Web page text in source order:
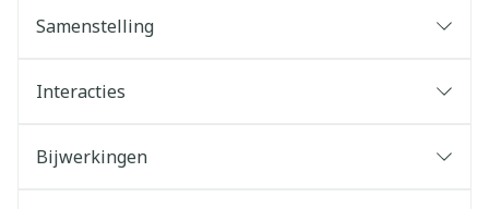
Samenstelling
Interacties
Bijwerkingen